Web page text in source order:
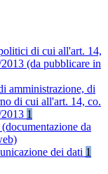
di cui all'art. 14,
(da pubblicare in
amministrazione, di
di cui all'art. 14, co.
1
da
dei dati 1